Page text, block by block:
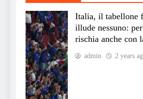
Italia, il tabellone
illude nessuno:
rischia anche con
admin 2 years